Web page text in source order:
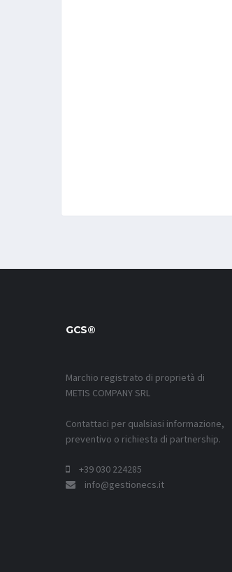
GCS®
Marchio registrato di proprietà di
METIS COMPANY SRL
Contattaci per qualsiasi informazione,
preventivo o richiesta di partnership.
+39 030 224285
info@gestionecs.it